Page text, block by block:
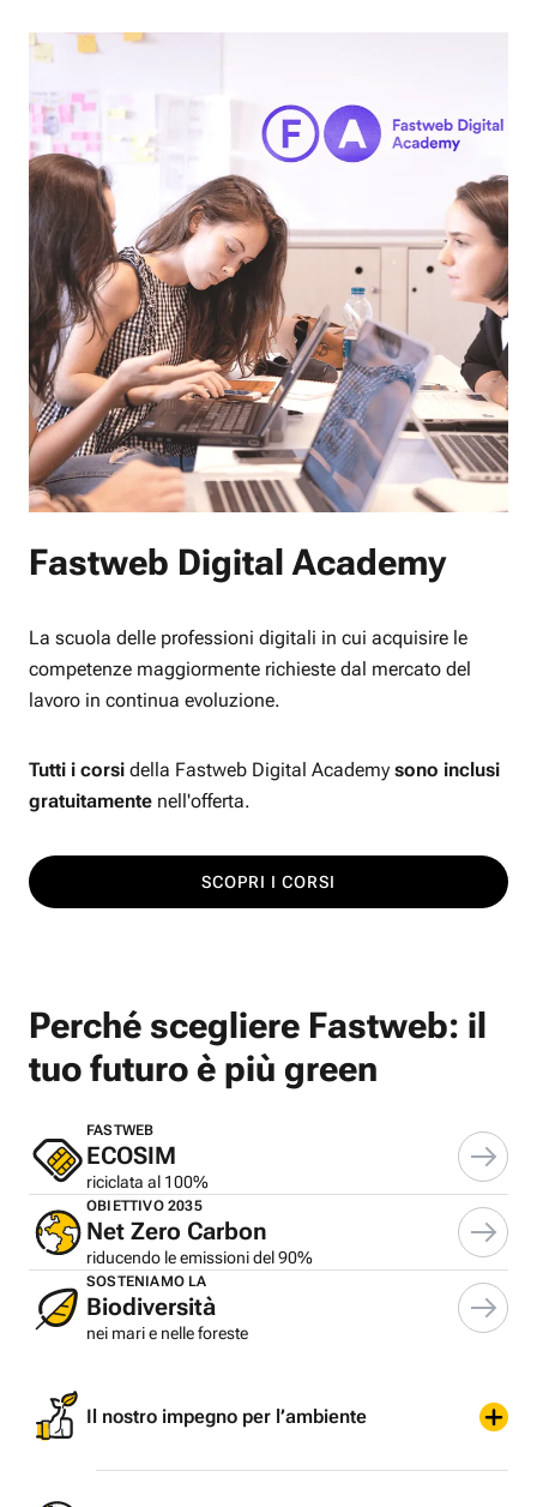
Fastweb Digital Academy
La scuola delle professioni digitali in cui acquisire le
competenze maggiormente richieste dal mercato del
lavoro in continua evoluzione.
Tutti i corsi della Fastweb Digital Academy sono inclusi
gratuitamente nell'offerta.
SCOPRI I CORSI
Perché scegliere Fastweb: il
tuo futuro è più green
FASTWEB
ECOSIM
riciclata al 100%
OBIETTIVO 2035
Net Zero Carbon
riducendo le emissioni del 90%
SOSTENIAMO LA
Biodiversità
nei mari e nelle foreste
Il nostro impegno per l’ambiente